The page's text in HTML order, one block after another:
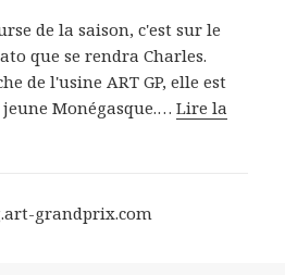
de la saison, c'est sur le
que se rendra Charles.
de l'usine ART GP, elle est
Monégasque.…Lire la
grandprix.com